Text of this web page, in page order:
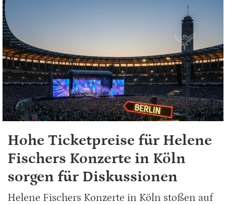
Hohe Ticketpreise für Helene
Fischers Konzerte in Köln
sorgen für Diskussionen
Helene Fischers Konzerte in Köln stoßen auf